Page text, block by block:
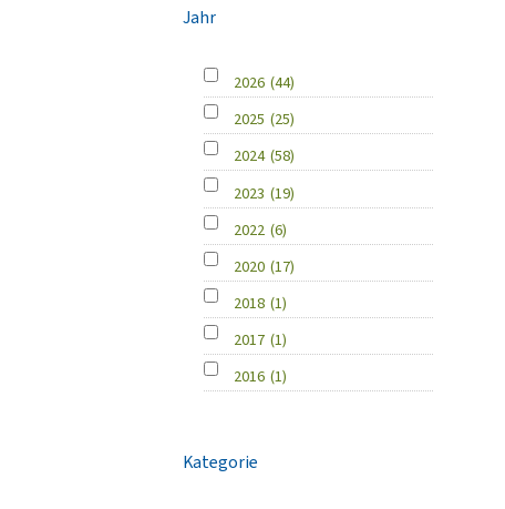
Jahr
2026 (44)
2025 (25)
2024 (58)
2023 (19)
2022 (6)
2020 (17)
2018 (1)
2017 (1)
2016 (1)
Kategorie